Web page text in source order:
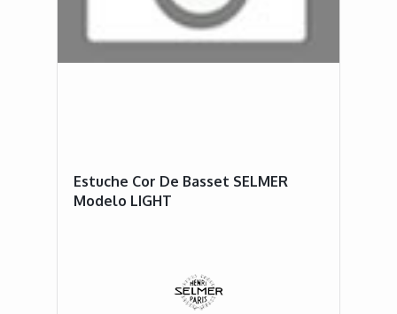
Estuche Cor De Basset SELMER
Modelo LIGHT